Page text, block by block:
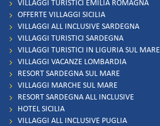
VILLAGGI TURISTICI EMILIA ROMAGNA
OFFERTE VILLAGGI SICILIA
VILLAGGI ALL INCLUSIVE SARDEGNA
VILLAGGI TURISTICI SARDEGNA
VILLAGGI TURISTICI IN LIGURIA SUL MARE
VILLAGGI VACANZE LOMBARDIA
RESORT SARDEGNA SUL MARE
VILLAGGI MARCHE SUL MARE
RESORT SARDEGNA ALL INCLUSIVE
HOTEL SICILIA
VILLAGGI ALL INCLUSIVE PUGLIA